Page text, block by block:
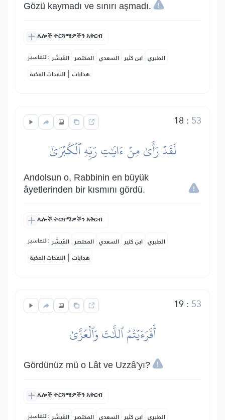
Gözü kaymadı ve sınırı aşmadı.
ሌሎች ትርጓሜዎችን አቅርብ
التفاسير: المُيسَّر المختصر السعدي ابن كثير الطبري
النفحات المكية | هدايات
18 : 53
لَقَدۡ رَأَىٰ مِنۡ ءَايَٰتِ رَبِّهِ ٱلۡكُبۡرَىٰٓ
Andolsun o, Rabbinin en büyük
âyetlerinden bir kısmını gördü.
ሌሎች ትርጓሜዎችን አቅርብ
التفاسير: المُيسَّر المختصر السعدي ابن كثير الطبري
النفحات المكية | هدايات
19: 53
أَفَرَءَيۡتُمُ ٱللَّٰتَ وَٱلۡعُزَّىٰ
Gördünüz mü o Lât ve Uzzâ’yı?
ሌሎች ትርጓሜዎችን አቅርብ
التفاسير: المُيسَّر المختصر السعدي ابن كثير الطبري